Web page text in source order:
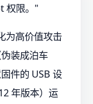
权限。"
为高价值攻击
装成泊车
件的 USB 设
年版本）运